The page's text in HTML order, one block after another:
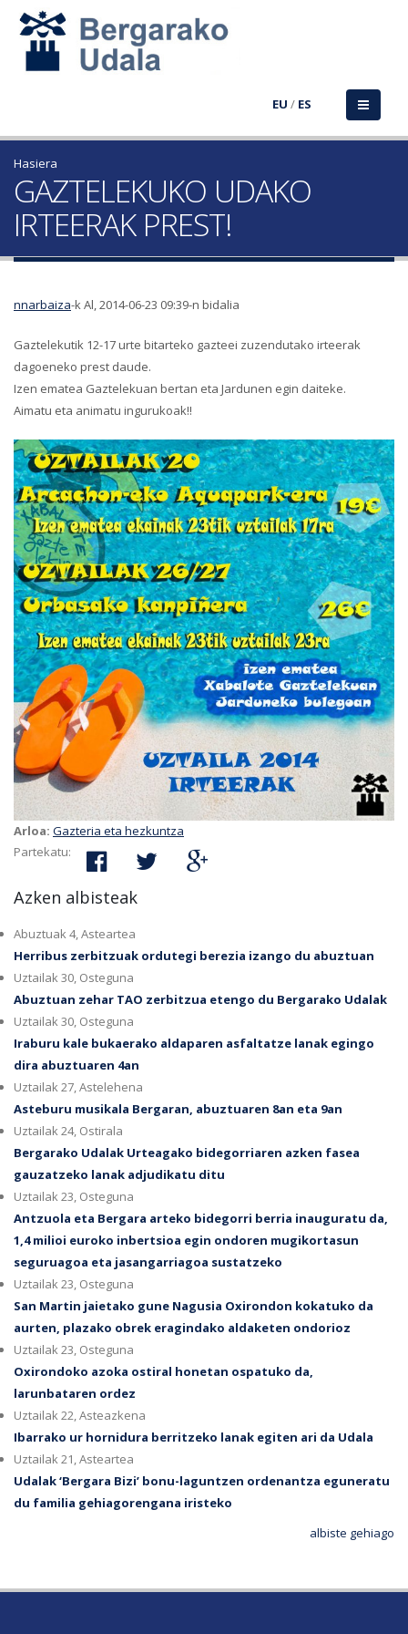
EU / ES
Hasiera
GAZTELEKUKO UDAKO
IRTEERAK PREST!
nnarbaiza-k Al, 2014-06-23 09:39-n bidalia
Gaztelekutik 12-17 urte bitarteko gazteei zuzendutako irteerak
dagoeneko prest daude.
Izen ematea Gaztelekuan bertan eta Jardunen egin daiteke.
Aimatu eta animatu ingurukoak!!
Arloa: Gazteria eta hezkuntza
Partekatu:
Azken albisteak
Abuztuak 4, Asteartea
Herribus zerbitzuak ordutegi berezia izango du abuztuan
Uztailak 30, Osteguna
Abuztuan zehar TAO zerbitzua etengo du Bergarako Udalak
Uztailak 30, Osteguna
Iraburu kale bukaerako aldaparen asfaltatze lanak egingo
dira abuztuaren 4an
Uztailak 27, Astelehena
Asteburu musikala Bergaran, abuztuaren 8an eta 9an
Uztailak 24, Ostirala
Bergarako Udalak Urteagako bidegorriaren azken fasea
gauzatzeko lanak adjudikatu ditu
Uztailak 23, Osteguna
Antzuola eta Bergara arteko bidegorri berria inauguratu da,
1,4 milioi euroko inbertsioa egin ondoren mugikortasun
seguruagoa eta jasangarriagoa sustatzeko
Uztailak 23, Osteguna
San Martin jaietako gune Nagusia Oxirondon kokatuko da
aurten, plazako obrek eragindako aldaketen ondorioz
Uztailak 23, Osteguna
Oxirondoko azoka ostiral honetan ospatuko da,
larunbataren ordez
Uztailak 22, Asteazkena
Ibarrako ur hornidura berritzeko lanak egiten ari da Udala
Uztailak 21, Asteartea
Udalak ‘Bergara Bizi’ bonu-laguntzen ordenantza eguneratu
du familia gehiagorengana iristeko
albiste gehiago